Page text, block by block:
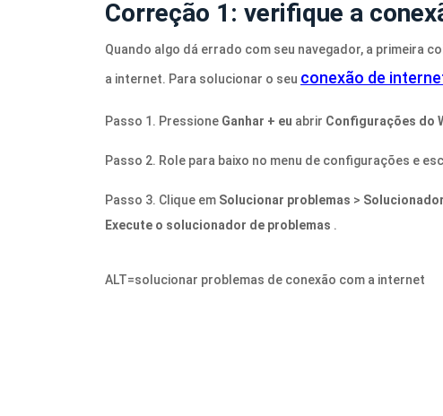
Correção 1: verifique a
Quando algo dá errado com seu navegador, a primeira
a internet. Para solucionar o seu conexão de
Passo 1. Pressione Ganhar + eu abrir Configurações do
Passo 2. Role para baixo no menu de configurações e
Passo 3. Clique em Solucionar problemas >
Execute o solucionador de problemas .
ALT=solucionar problemas de conexão com a internet